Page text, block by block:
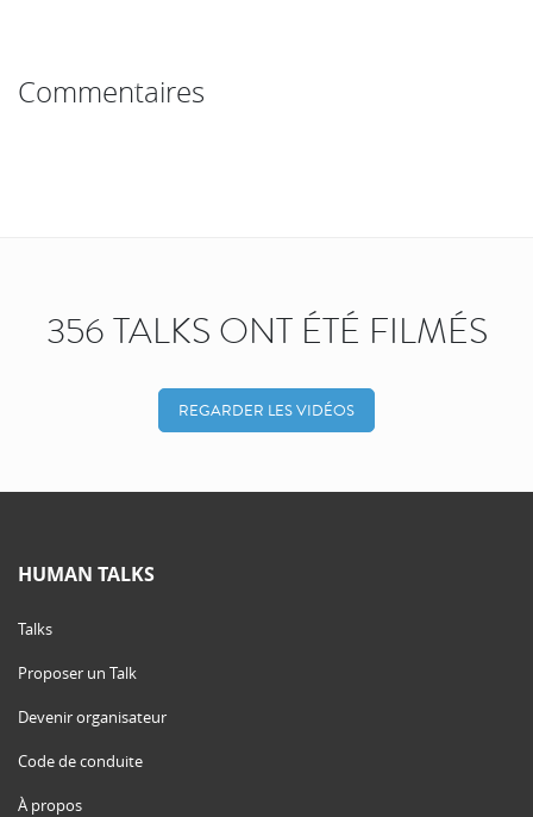
Commentaires
356 TALKS ONT ÉTÉ FILMÉS
REGARDER LES VIDÉOS
HUMAN TALKS
Talks
Proposer un Talk
Devenir organisateur
Code de conduite
À propos